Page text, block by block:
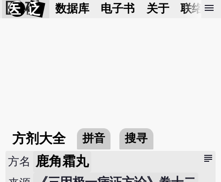
医 砭 数据库 电子书 关于 联络我
menu
方剂大全 拼音 搜寻
subject
方名 鹿角霜丸